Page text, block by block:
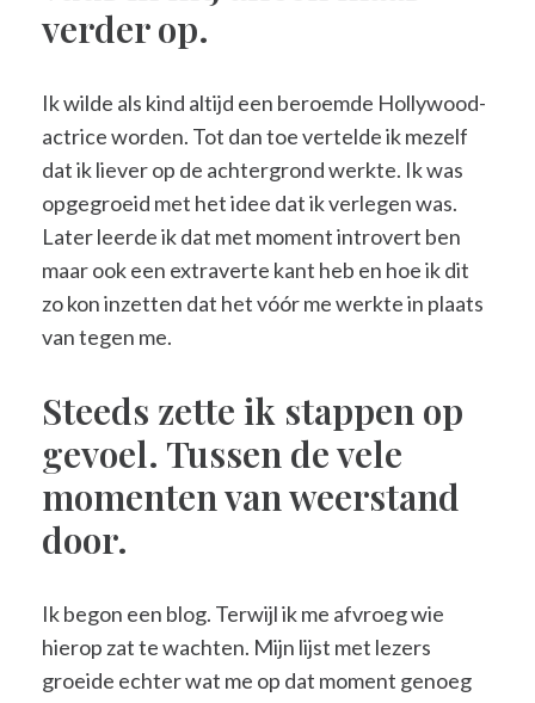
verder op.
Ik wilde als kind altijd een beroemde Hollywood-
actrice worden. Tot dan toe vertelde ik mezelf
dat ik liever op de achtergrond werkte. Ik was
opgegroeid met het idee dat ik verlegen was.
Later leerde ik dat met moment introvert ben
maar ook een extraverte kant heb en hoe ik dit
zo kon inzetten dat het vóór me werkte in plaats
van tegen me.
Steeds zette ik stappen op
gevoel. Tussen de vele
momenten van weerstand
door.
Ik begon een blog. Terwijl ik me afvroeg wie
hierop zat te wachten. Mijn lijst met lezers
groeide echter wat me op dat moment genoeg